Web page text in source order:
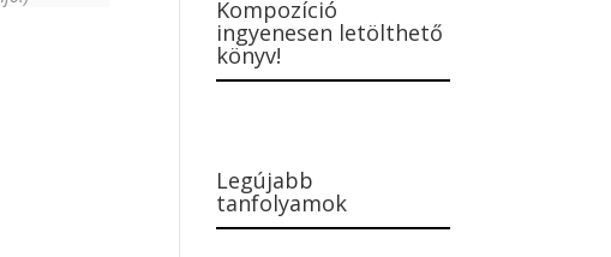
Kompozíció
ingyenesen letölthető
könyv!
Legújabb
tanfolyamok